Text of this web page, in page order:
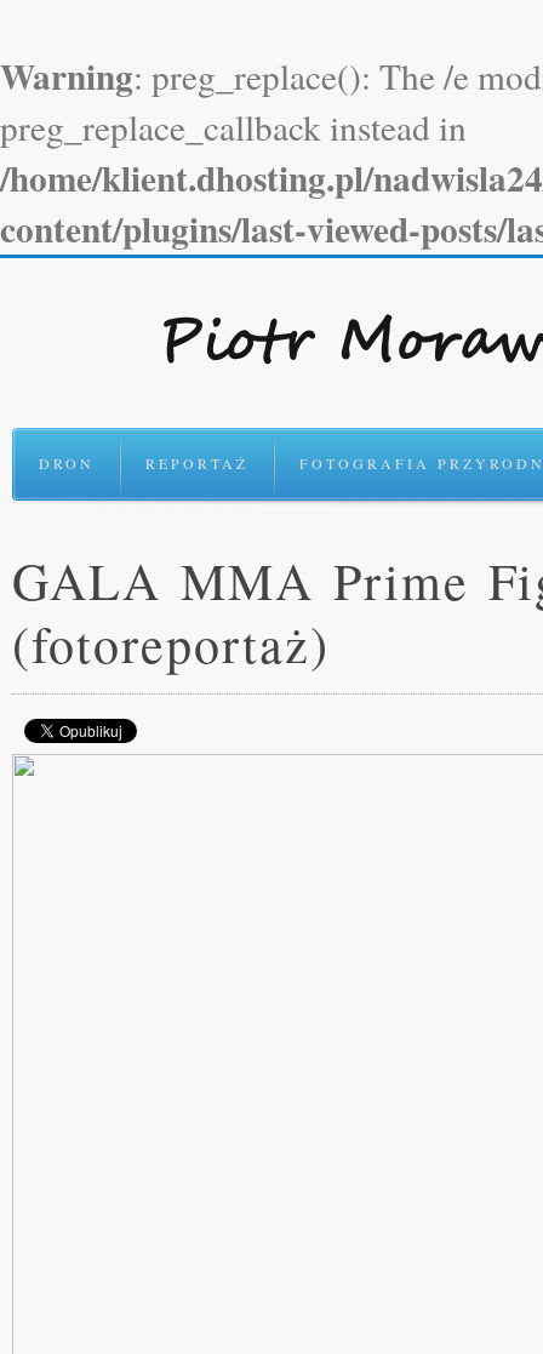
Warning: preg_replace(): The /e
preg_replace_callback instead in
/home/klient.dhosting.pl/
content/plugins/last-viewed-posts/
DRON REPORTAŻ FOTOGRAFIA
GALA MMA Prime
(fotoreportaż)